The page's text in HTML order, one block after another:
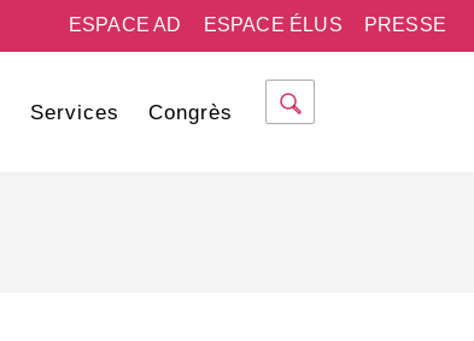
PRESSE
ESPACE ÉLUS
ESPACE AD
Services Congrès